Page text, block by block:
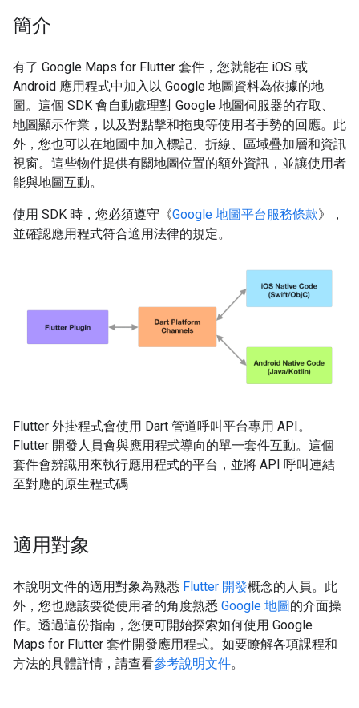
簡介
有了 Google Maps for Flutter 套件，您就能在 iOS 或
Android 應用程式中加入以 Google 地圖資料為依據的地
圖。這個 SDK 會自動處理對 Google 地圖伺服器的存取、
地圖顯示作業，以及對點擊和拖曳等使用者手勢的回應。此
外，您也可以在地圖中加入標記、折線、區域疊加層和資訊
視窗。這些物件提供有關地圖位置的額外資訊，並讓使用者
能與地圖互動。
使用 SDK 時，您必須遵守《Google 地圖平台服務條款》，
並確認應用程式符合適用法律的規定。
Flutter 外掛程式會使用 Dart 管道呼叫平台專用 API。
Flutter 開發人員會與應用程式導向的單一套件互動。這個
套件會辨識用來執行應用程式的平台，並將 API 呼叫連結
至對應的原生程式碼
適用對象
本說明文件的適用對象為熟悉 Flutter 開發概念的人員。此
外，您也應該要從使用者的角度熟悉 Google 地圖的介面操
作。透過這份指南，您便可開始探索如何使用 Google
Maps for Flutter 套件開發應用程式。如要瞭解各項課程和
方法的具體詳情，請查看參考說明文件。